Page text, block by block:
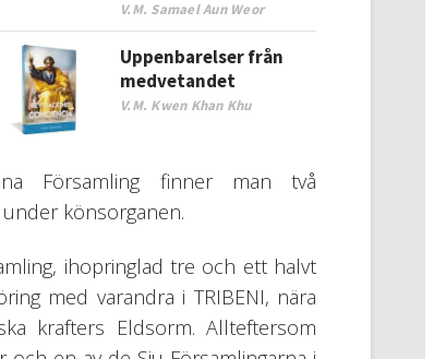
V.M. Samael Aun Weor
Uppenbarelser från
medvetandet
V.M. Kwen Khan Khu
Församling finner man två
könsorganen.
ihopringlad tre och ett halvt
med varandra i TRIBENI, nära
krafters Eldsorm. Allteftersom